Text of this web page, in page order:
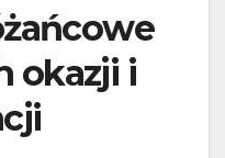
okazji i